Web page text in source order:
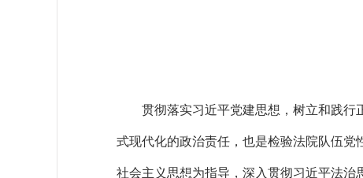
贯彻落实习近平党建思想，树立和践行正
式现代化的政治责任，也是检验法院队伍
社会主义思想为指导，深入贯彻习近平法治